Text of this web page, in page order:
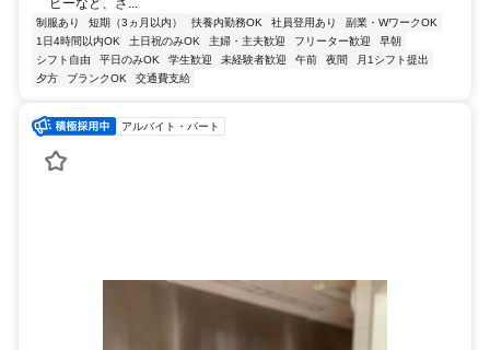
ピーなど、さ...
制服あり 短期（3ヵ月以内） 扶養内勤務OK 社員登用あり
副業・WワークOK
1日4時間以内OK
土日祝のみOK 主婦・主夫歓迎 フリーター歓迎
早朝
シフト自由
平日のみOK 学生歓迎 未経験者歓迎 午前 夜間
月1シフト提出
夕方
ブランクOK 交通費支給
アルバイト・パート